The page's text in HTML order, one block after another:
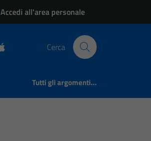
Accedi all'area personale
Cerca
Tutti gli argomenti...